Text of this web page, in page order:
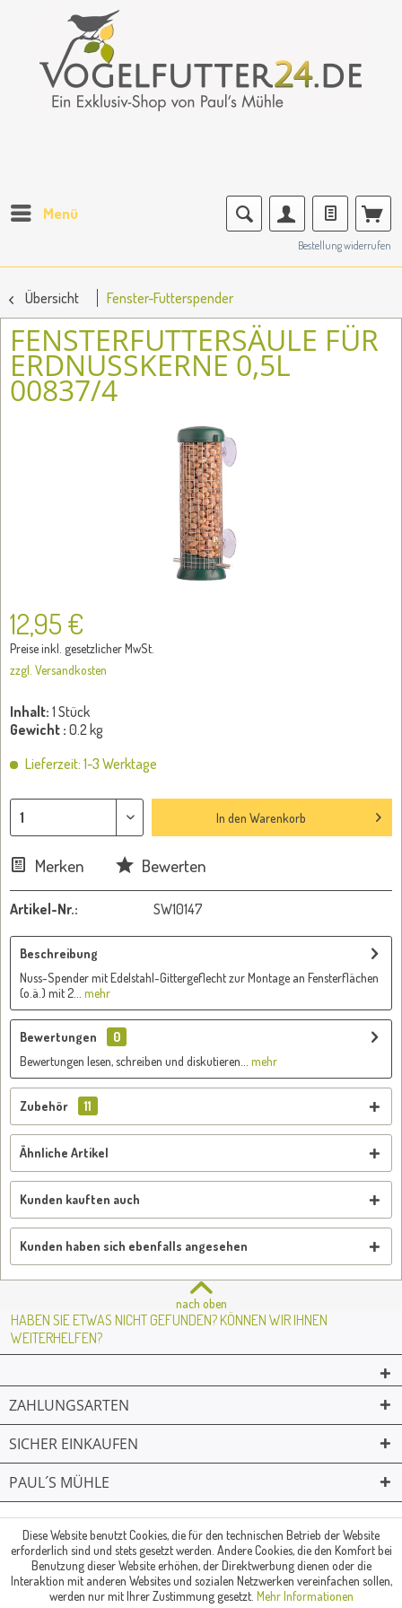
Menü
Bestellung widerrufen
Übersicht Fenster-Futterspender
FENSTERFUTTERSÄULE FÜR
ERDNUSSKERNE 0,5L
00837/4
12,95 €
Preise inkl. gesetzlicher MwSt.
zzgl. Versandkosten
Inhalt: 1 Stück
Gewicht : 0.2 kg
Lieferzeit: 1-3 Werktage
In den Warenkorb
Merken Bewerten
Artikel-Nr.: SW10147
Beschreibung
Nuss-Spender mit Edelstahl-Gittergeflecht zur Montage an Fensterflächen
(o.ä.) mit 2...
mehr
Bewertungen
0
Bewertungen lesen, schreiben und diskutieren...
mehr
Zubehör 11
Ähnliche Artikel
Kunden kauften auch
Kunden haben sich ebenfalls angesehen
nach oben
HABEN SIE ETWAS NICHT GEFUNDEN? KÖNNEN WIR IHNEN
WEITERHELFEN?
ZAHLUNGSARTEN
SICHER EINKAUFEN
PAUL´S MÜHLE
© Paul's Mühle | Inhaber: Christof Paul e.K. | Westring 2 | 45659
Recklinghausen
Fax: 02361 -28831 | E-Mail: info@pauls-muehle.de
Diese Website benutzt Cookies, die für den technischen Betrieb der Website
erforderlich sind und stets gesetzt werden. Andere Cookies, die den Komfort bei
Benutzung dieser Website erhöhen, der Direktwerbung dienen oder die
Interaktion mit anderen Websites und sozialen Netzwerken vereinfachen sollen,
werden nur mit Ihrer Zustimmung gesetzt. Mehr Informationen